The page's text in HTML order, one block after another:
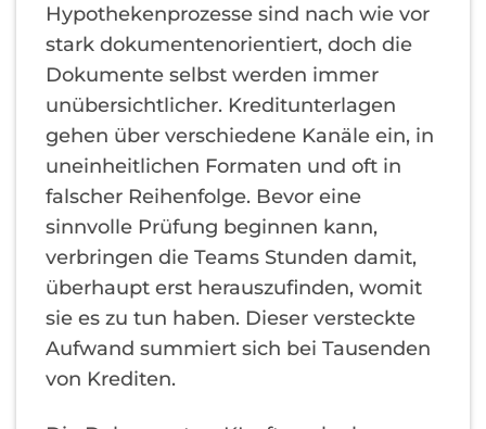
Hypothekenprozesse sind nach wie vor
stark dokumentenorientiert, doch die
Dokumente selbst werden immer
unübersichtlicher. Kreditunterlagen
gehen über verschiedene Kanäle ein, in
uneinheitlichen Formaten und oft in
falscher Reihenfolge. Bevor eine
sinnvolle Prüfung beginnen kann,
verbringen die Teams Stunden damit,
überhaupt erst herauszufinden, womit
sie es zu tun haben. Dieser versteckte
Aufwand summiert sich bei Tausenden
von Krediten.